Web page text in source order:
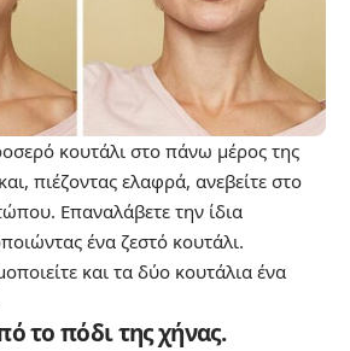
κουτάλι στο πάνω μέρος της
πιέζοντας ελαφρά, ανεβείτε στο
Επαναλάβετε την ίδια
ένα ζεστό κουτάλι.
και τα δύο κουτάλια ένα
το πόδι της χήνας.